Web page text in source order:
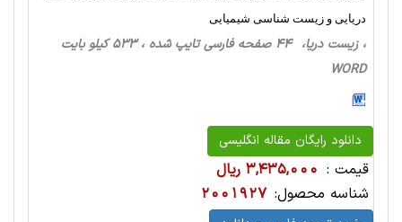
دریایی و زیست شناسی شیمیایی
، زیست دریا، 44 صفحه فارسی تایپ شده ، 533 کیلو بایت
WORD
دانلود رایگان مقاله انگلیسی
قیمت : 3,435,000 ریال
شناسه محصول: 2001927